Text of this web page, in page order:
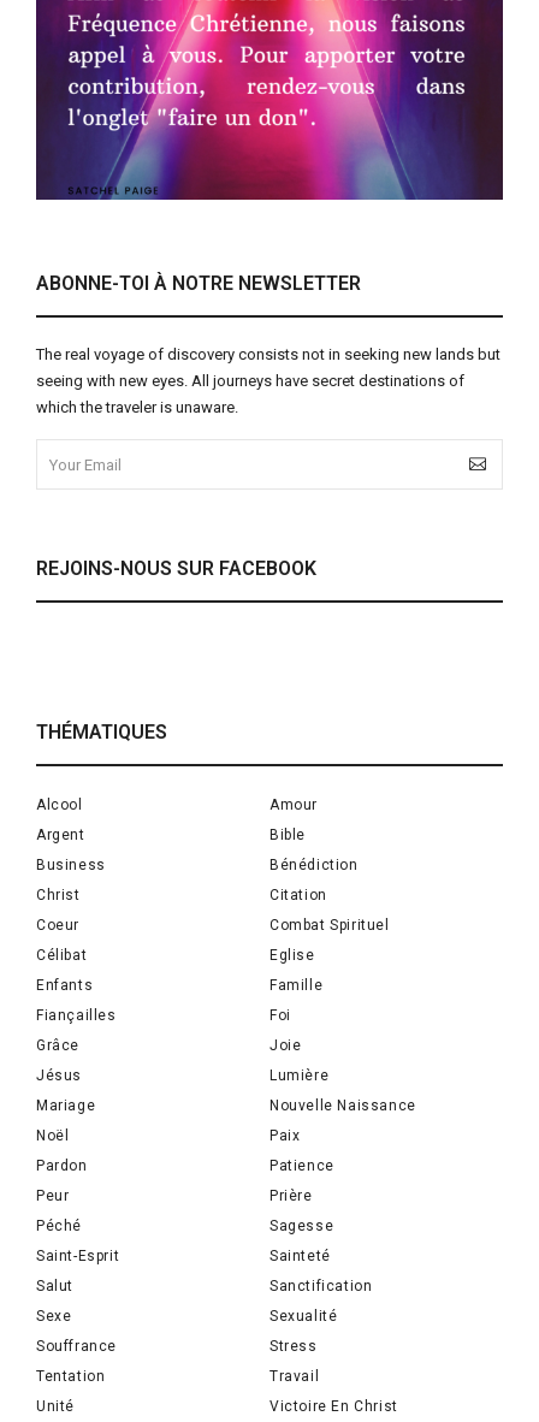
ABONNE-TOI À NOTRE NEWSLETTER
The real voyage of discovery consists not in seeking new lands but
seeing with new eyes. All journeys have secret destinations of
which the traveler is unaware.
REJOINS-NOUS SUR FACEBOOK
THÉMATIQUES
Alcool
Amour
Argent
Bible
Business
Bénédiction
Christ
Citation
Coeur
Combat Spirituel
Célibat
Eglise
Enfants
Famille
Fiançailles
Foi
Grâce
Joie
Jésus
Lumière
Mariage
Nouvelle Naissance
Noël
Paix
Pardon
Patience
Peur
Prière
Péché
Sagesse
Saint-Esprit
Sainteté
Salut
Sanctification
Sexe
Sexualité
Souffrance
Stress
Tentation
Travail
Unité
Victoire En Christ